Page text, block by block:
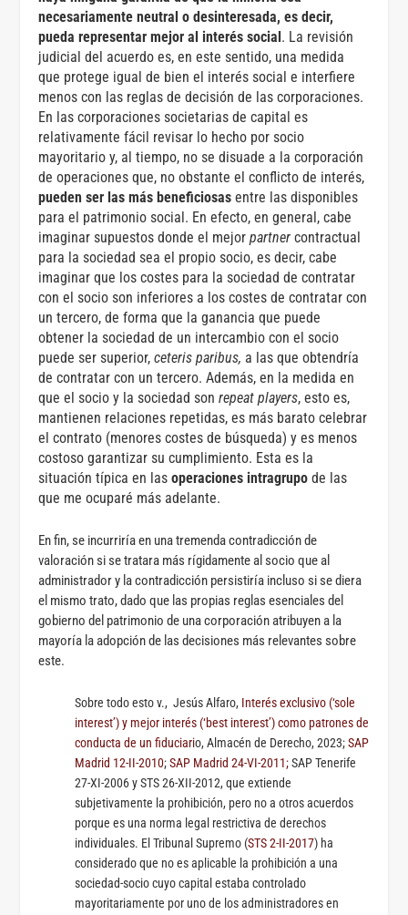
necesariamente neutral o desinteresada, es decir,
pueda representar mejor al interés social. La revisión
judicial del acuerdo es, en este sentido, una medida
que protege igual de bien el interés social e interfiere
menos con las reglas de decisión de las corporaciones.
En las corporaciones societarias de capital es
relativamente fácil revisar lo hecho por socio
mayoritario y, al tiempo, no se disuade a la corporación
de operaciones que, no obstante el conflicto de interés,
pueden ser las más beneficiosas entre las disponibles
para el patrimonio social. En efecto, en general, cabe
imaginar supuestos donde el mejorpartner contractual
para la sociedad sea el propio socio, es decir, cabe
imaginar que los costes para la sociedad de contratar
con el socio son inferiores a los costes de contratar con
un tercero, de forma que la ganancia que puede
obtener la sociedad de un intercambio con el socio
puede ser superior,ceteris paribus, a las que obtendría
de contratar con un tercero. Además, en la medida en
que el socio y la sociedad sonrepeat players, esto es,
mantienen relaciones repetidas, es más barato celebrar
el contrato (menores costes de búsqueda) y es menos
costoso garantizar su cumplimiento. Esta es la
situación típica en lasoperaciones intragrupo de las
que me ocuparé más adelante.
En fin, se incurriría en una tremenda contradicción de
valoración si se tratara más rígidamente al socio que al
administrador y la contradicción persistiría incluso si se diera
el mismo trato, dado que las propias reglas esenciales del
gobierno del patrimonio de una corporación atribuyen a la
mayoría la adopción de las decisiones más relevantes sobre
este.
Sobre todo esto v., Jesús Alfaro, Interés exclusivo (‘sole
interest’) y mejor interés (‘best interest’) como patrones de
conducta de un fiduciario, Almacén de Derecho, 2023;SAP
Madrid 12-II-2010;SAP Madrid 24-VI-2011;SAP Tenerife
27-XI-2006 y STS 26-XII-2012, que extiende
subjetivamente la prohibición, pero no a otros acuerdos
porque es una norma legal restrictiva de derechos
individuales. El Tribunal Supremo (STS 2-II-2017) ha
considerado que no es aplicable la prohibición a una
sociedad-socio cuyo capital estaba controlado
mayoritariamente por uno de los administradores en